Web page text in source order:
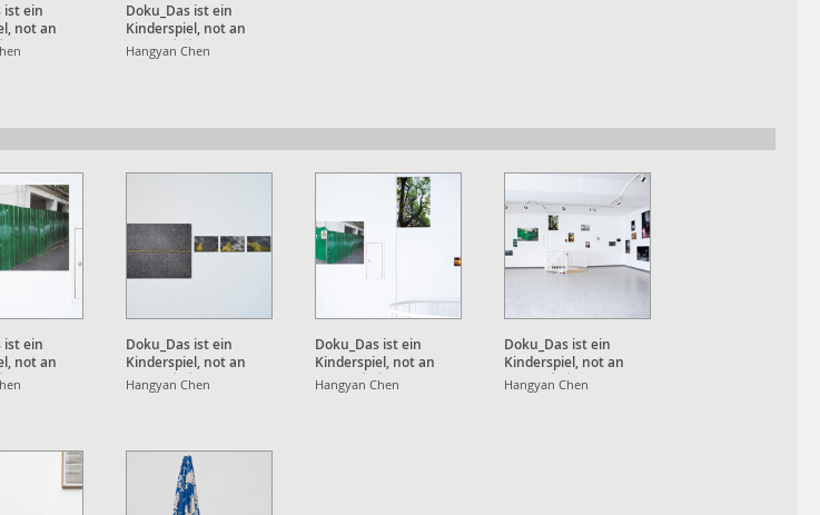
ist ein
not an
年
Doku_Das ist ein
Kinderspiel, not an
Apple, 也就⼋年
Hangyan Chen
ist ein
not an
年
Doku_Das ist ein
Kinderspiel, not an
Apple, 也就⼋年
Hangyan Chen
Doku_Das ist ein
Kinderspiel, not an
Apple, 也就⼋年
Hangyan Chen
Doku_Das ist ein
Kinderspiel, not an
Apple, 也就⼋年
Hangyan Chen